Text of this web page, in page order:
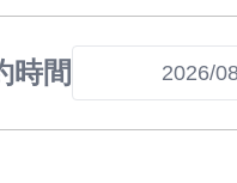
時間